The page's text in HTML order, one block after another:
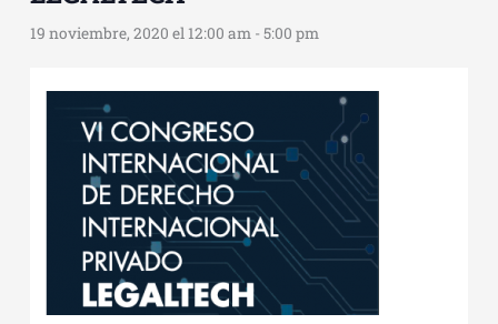
19 noviembre, 2020 el 12:00 am - 5:00 pm